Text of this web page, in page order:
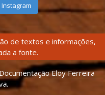
de textos e informações,
a fonte.
Eloy Ferreira